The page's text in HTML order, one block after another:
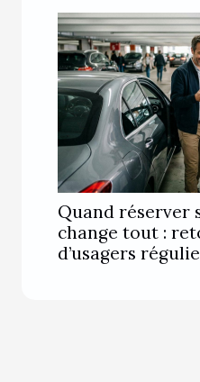
Quand réserver
change tout :
d’usagers